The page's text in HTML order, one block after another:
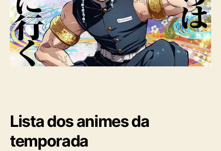
Lista dos animes da
temporada